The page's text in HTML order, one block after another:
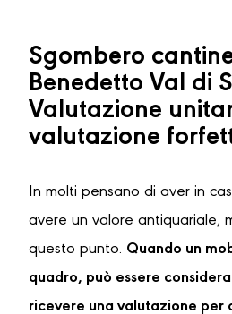
Sgombero
Benedetto Val di
Valutazione
valutazione
In molti pensano di aver in
avere un valore antiquariale,
questo punto. Quando un
quadro, può essere
ricevere una valutazione per